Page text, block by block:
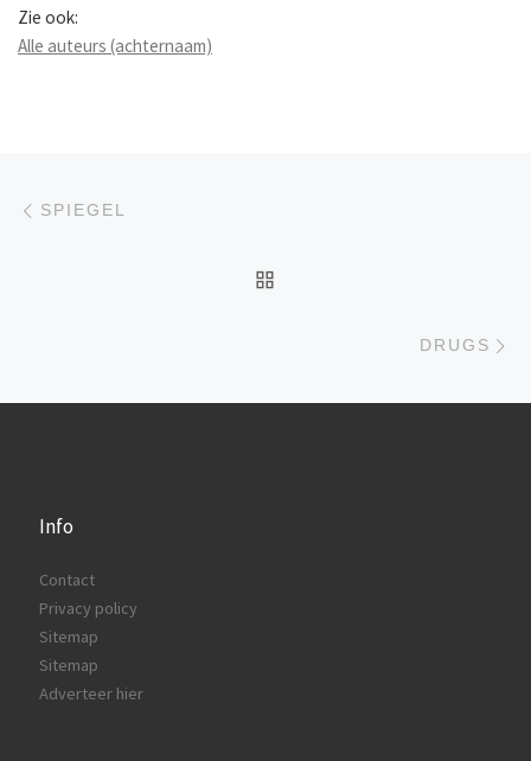
Zie ook:
Alle auteurs (achternaam)
Berichtnavigatie
SPIEGEL
DRUGS
Info
Contact
Privacy policy
Sitemap
Sitemap
Adverteer hier